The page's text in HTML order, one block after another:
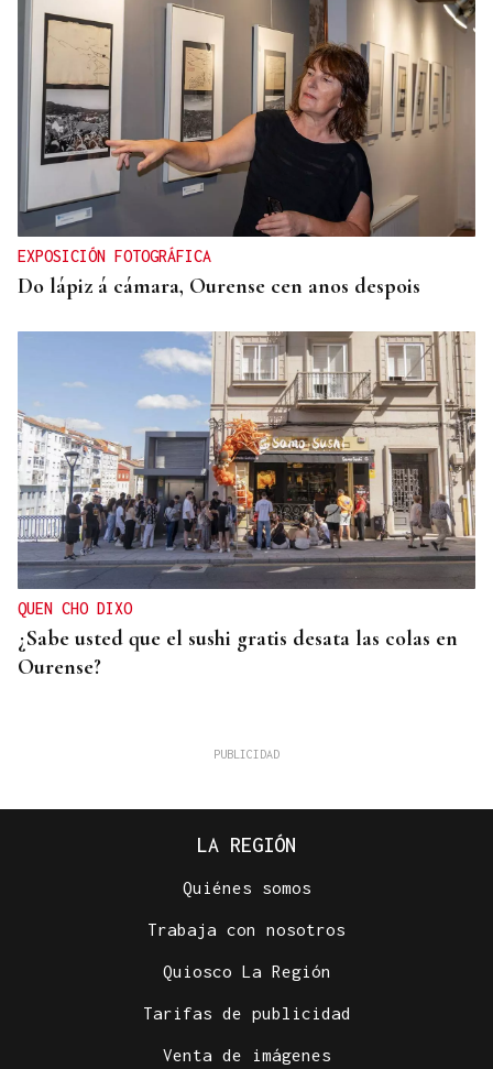
EXPOSICIÓN FOTOGRÁFICA
Do lápiz á cámara, Ourense cen anos despois
QUEN CHO DIXO
¿Sabe usted que el sushi gratis desata las colas en
Ourense?
El CNI considera creíble una nueva campaña en
redes para promover otro cruce masivo hacia
LA REGIÓN
Quiénes somos
Trabaja con nosotros
Quiosco La Región
Tarifas de publicidad
Venta de imágenes